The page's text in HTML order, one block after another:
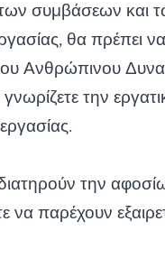
συμβάσεων και
θα πρέπει
Ανθρώπινου
την
την
να παρέχουν